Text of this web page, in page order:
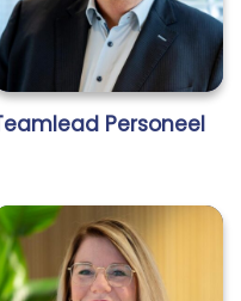
Personeel